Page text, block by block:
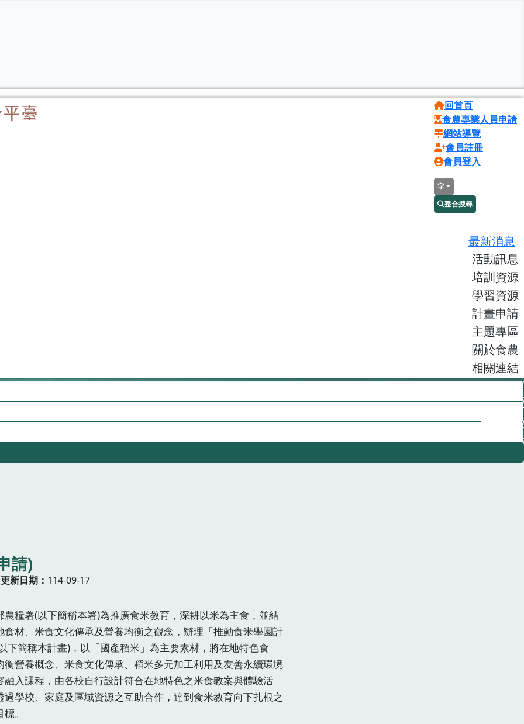
回首頁
食農專業人員申請
網站導覽
會員註冊
會員登入
字
整合搜尋
最新消息
活動訊息
培訓資源
學習資源
計畫申請
主題專區
關於食農
相關連結
請)
更新日期 114-09-17
農糧署(以下簡稱本署)為推廣食米教育，深耕以米為主食，並結
食材、米食文化傳承及營養均衡之觀念，辦理「推動食米學園計
下簡稱本計畫)，以「國產稻米」為主要素材，將在地特色食
衡營養概念、米食文化傳承、稻米多元加工利用及友善永續環境
融入課程，由各校自行設計符合在地特色之米食教案與體驗活
過學校、家庭及區域資源之互助合作，達到食米教育向下扎根之
。